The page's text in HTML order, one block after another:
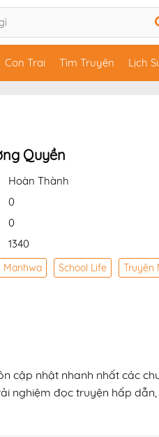
Con Trai Tìm Truyện Lịch
Quyền
Hoàn Thành
0
0
1340
Manhwa School Life Truyện
cập nhật nhanh nhất các
nghiệm đọc truyện hấp